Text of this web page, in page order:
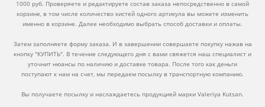
1000 руб. Проверяете и редактируете состав заказа непосредственно в самой
корзине, в том числе количество кистей одного артикула вы можете изменить
именно в корзине. Далее необходимо выбрать способ доставки и оплаты.
Затем заполняете форму заказа. И в завершении совершаете покупку нажав на
кнопку "КУПИТЬ". В течение следующего дня с вами свяжется наш специалист и
уточнит нюансы по наличию и доставке товара. После того как деньги
поступают к нам на счет, мы передаем посылку в транспортную компанию.
Вы получаете посылку и наслаждаетесь продукцией марки Valeriya Kutsan.